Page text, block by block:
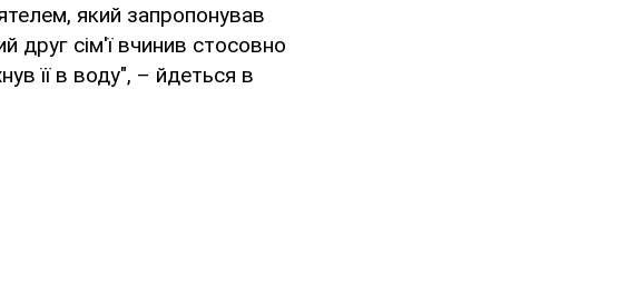
який запропонував
друг сім'ї вчинив стосовно
її в воду", – йдеться в